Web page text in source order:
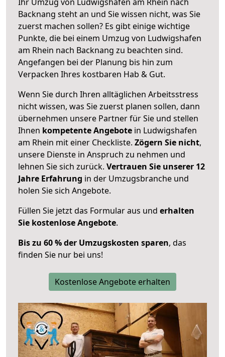
Backnang steht an und Sie wissen nicht, was Sie
zuerst machen sollen? Es gibt einige wichtige
Punkte, die bei einem Umzug von Ludwigshafen
am Rhein nach Backnang zu beachten sind.
Angefangen bei der Planung bis hin zum
Verpacken Ihres kostbaren Hab & Gut.
Wenn Sie durch Ihren alltäglichen Arbeitsstress
nicht wissen, was Sie zuerst planen sollen, dann
übernehmen unsere Partner für Sie und stellen
Ihnen kompetente Angebote in Ludwigshafen
am Rhein mit einer Checkliste. Zögern Sie nicht,
unsere Dienste in Anspruch zu nehmen und
lehnen Sie sich zurück. Vertrauen Sie unserer 12
Jahre Erfahrung in der Umzugsbranche und
holen Sie sich Angebote.
Füllen Sie jetzt das Formular aus und erhalten
Sie kostenlose Angebote.
Bis zu 60 % der Umzugskosten sparen, das
finden Sie nur bei uns!
Kostenlose Angebote erhalten